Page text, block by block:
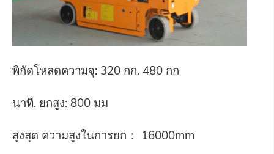
พิกัดโหลดความจุ: 320 กก. 480 กก
นาที. ยกสูง: 800 มม
สูงสุด ความสูงในการยก： 16000mm